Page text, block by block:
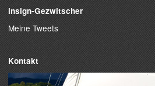
insign-Gezwitscher
Meine Tweets
Kontakt